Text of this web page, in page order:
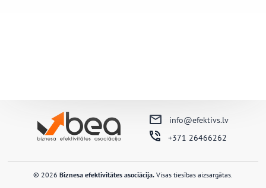
info@efektivs.lv
+371 26466262
© 2026 Biznesa efektivitātes asociācija. Visas tiesības aizsargātas.